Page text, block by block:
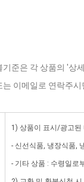
준은 각 상품의 '상
이메일로 연락주
1) 상품이 표시/광고된
- 신선식품, 냉장식품,
- 기타 상품 : 수령일로